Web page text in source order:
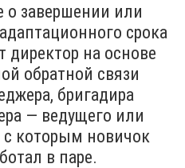
о завершении или
срока
директор на основе
обратной связи
бригадира
— ведущего или
с которым новичок
в паре.